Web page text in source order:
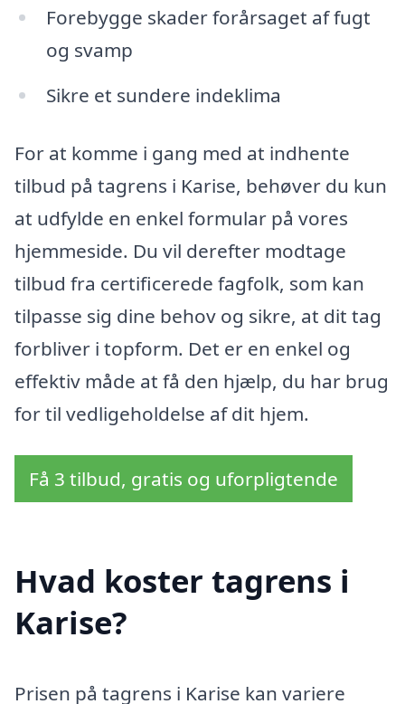
Forebygge skader forårsaget af fugt
og svamp
Sikre et sundere indeklima
For at komme i gang med at indhente
tilbud på tagrens i Karise, behøver du kun
at udfylde en enkel formular på vores
hjemmeside. Du vil derefter modtage
tilbud fra certificerede fagfolk, som kan
tilpasse sig dine behov og sikre, at dit tag
forbliver i topform. Det er en enkel og
effektiv måde at få den hjælp, du har brug
for til vedligeholdelse af dit hjem.
Få 3 tilbud, gratis og uforpligtende
Hvad koster tagrens i
Karise?
Prisen på tagrens i Karise kan variere